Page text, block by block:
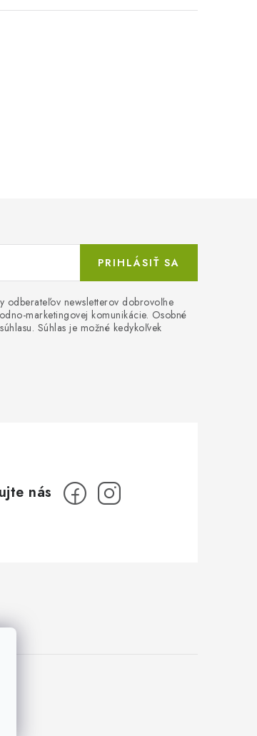
odberateľov newsletterov dobrovoľne
marketingovej komunikácie. Osobné
Súhlas je možné kedykoľvek
PRIHLÁSIŤ SA